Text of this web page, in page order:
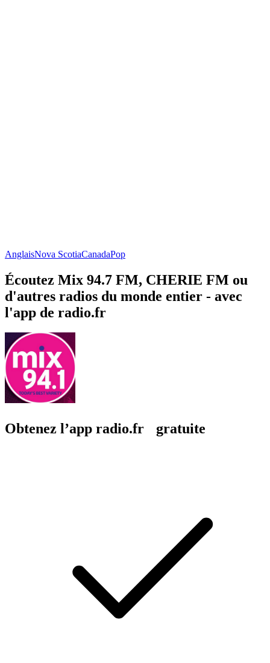
AnglaisNova ScotiaCanadaPop
Écoutez Mix 94.7 FM, CHERIE FM ou
d'autres radios du monde entier - avec
l'app de radio.fr
Obtenez l’app radio.fr gratuite